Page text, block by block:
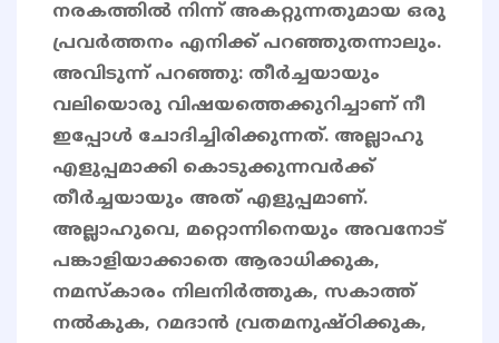
നരകത്തില്‍ നിന്ന് അകറ്റുന്നതുമായ ഒരു
പ്രവര്‍ത്തനം എനിക്ക് പറഞ്ഞുതന്നാലും.
അവിടുന്ന് പറഞ്ഞു: തീര്‍ച്ചയായും
വലിയൊരു വിഷയത്തെക്കുറിച്ചാണ് നീ
ഇപ്പോള്‍ ചോദിച്ചിരിക്കുന്നത്. അല്ലാഹു
എളുപ്പമാക്കി കൊടുക്കുന്നവര്‍ക്ക്
തീര്‍ച്ചയായും അത് എളുപ്പമാണ്.
അല്ലാഹുവെ, മറ്റൊന്നിനെയും അവനോട്
പങ്കാളിയാക്കാതെ ആരാധിക്കുക,
നമസ്‌കാരം നിലനിര്‍ത്തുക, സകാത്ത്
നല്‍കുക, റമദാന്‍ വ്രതമനുഷ്ഠിക്കുക,